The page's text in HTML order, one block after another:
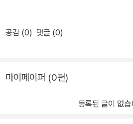
공감 (0) 댓글 (0)
마이페이퍼 (0편)
등록된 글이 없습